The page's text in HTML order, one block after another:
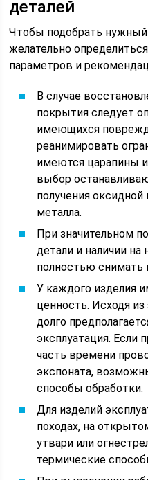
деталей
Чтобы подобрать нужный
желательно
параметров и
В случае
покрытия следует
имеющихся
реанимировать
имеются царапины
выбор
получения
металла.
При значительном
детали и наличии на
полностью
У каждого изделия
ценность. Исходя из
долго
эксплуатация.
часть времени
экспоната,
способы обработки.
Для изделий
походах, на
утвари или
термические